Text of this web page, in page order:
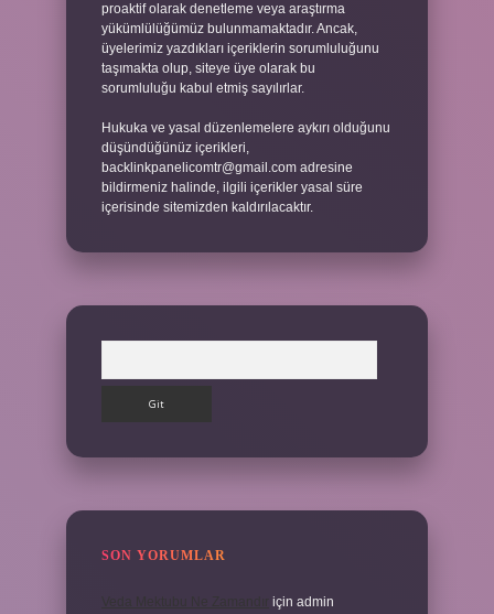
proaktif olarak denetleme veya araştırma
yükümlülüğümüz bulunmamaktadır. Ancak,
üyelerimiz yazdıkları içeriklerin sorumluluğunu
taşımakta olup, siteye üye olarak bu
sorumluluğu kabul etmiş sayılırlar.
Hukuka ve yasal düzenlemelere aykırı olduğunu
düşündüğünüz içerikleri,
backlinkpanelicomtr@gmail.com adresine
bildirmeniz halinde, ilgili içerikler yasal süre
içerisinde sitemizden kaldırılacaktır.
SON YORUMLAR
için admin